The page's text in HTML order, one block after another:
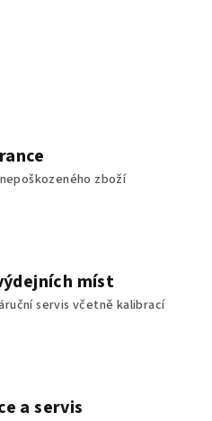
zboží
míst
servis včetně kalibrací
a servis